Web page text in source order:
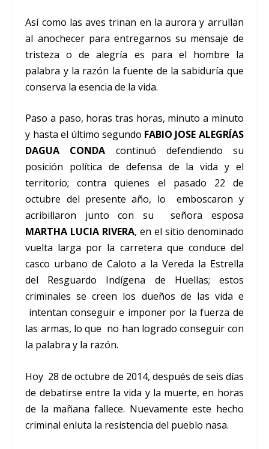
Así como las aves trinan en la aurora y arrullan
al anochecer para entregarnos su mensaje de
tristeza o de alegría es para el hombre la
palabra y la razón la fuente de la sabiduría que
conserva la esencia de la vida.
Paso a paso, horas tras horas, minuto a minuto
y hasta el último segundo FABIO JOSE ALEGRÍAS
DAGUA CONDA continuó defendiendo su
posición política de defensa de la vida y el
territorio; contra quienes el pasado 22 de
octubre del presente año, lo emboscaron y
acribillaron junto con su señora esposa
MARTHA LUCIA RIVERA, en el sitio denominado
vuelta larga por la carretera que conduce del
casco urbano de Caloto a la Vereda la Estrella
del Resguardo Indígena de Huellas; estos
criminales se creen los dueños de las vida e
intentan conseguir e imponer por la fuerza de
las armas, lo que no han logrado conseguir con
la palabra y la razón.
Hoy 28 de octubre de 2014, después de seis días
de debatirse entre la vida y la muerte, en horas
de la mañana fallece. Nuevamente este hecho
criminal enluta la resistencia del pueblo nasa.